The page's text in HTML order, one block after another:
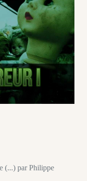
(...) par Philippe